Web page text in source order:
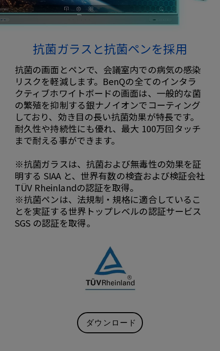
抗菌ガラスと抗菌ペンを採用
抗菌の画面とペンで、会議室内での病気の感染
リスクを軽減します。BenQの全てのインタラ
クティブホワイトボードの画面は、一般的な菌
の繁殖を抑制する銀ナノイオンでコーティング
しており、効き目の長い抗菌効果が特長です。
耐久性や持続性にも優れ、最大 100万回タッチ
まで耐える事ができます。
※抗菌ガラスは、抗菌および無毒性の効果を証
明する SIAA と、世界有数の検査および検証会社
TÜV Rheinlandの認証を取得。
※抗菌ペンは、法規制・規格に適合しているこ
とを実証する世界トップレベルの認証サービス
SGS の認証を取得。
ダウンロード